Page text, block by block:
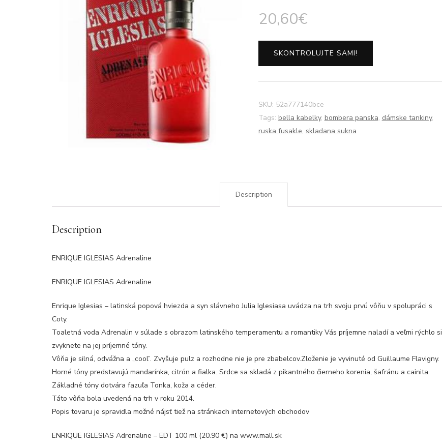
20,60€
SKONTROLUJTE SAMI!
SKU: 52a777140bce
Tags: bella kabelky, bombera panska, dámske tankiny,
ruska fusakle, skladana sukna
Description
Description
ENRIQUE IGLESIAS Adrenaline
ENRIQUE IGLESIAS Adrenaline
Enrique Iglesias – latinská popová hviezda a syn slávneho Julia Iglesiasa uvádza na trh svoju prvú vôňu v spolupráci s
Coty.
Toaletná voda Adrenalin v súlade s obrazom latinského temperamentu a romantiky Vás príjemne naladí a veľmi rýchlo si
zvyknete na jej príjemné tóny.
Vôňa je silná, odvážna a „cool”. Zvyšuje pulz a rozhodne nie je pre zbabelcov.Zloženie je vyvinuté od Guillaume Flavigny.
Horné tóny predstavujú mandarínka, citrón a fialka. Srdce sa skladá z pikantného čierneho korenia, šafránu a cainita.
Základné tóny dotvára fazuľa Tonka, koža a céder.
Táto vôňa bola uvedená na trh v roku 2014.
Popis tovaru je spravidla možné nájsť tiež na stránkach internetových obchodov
ENRIQUE IGLESIAS Adrenaline – EDT 100 ml (20.90 €) na www.mall.sk